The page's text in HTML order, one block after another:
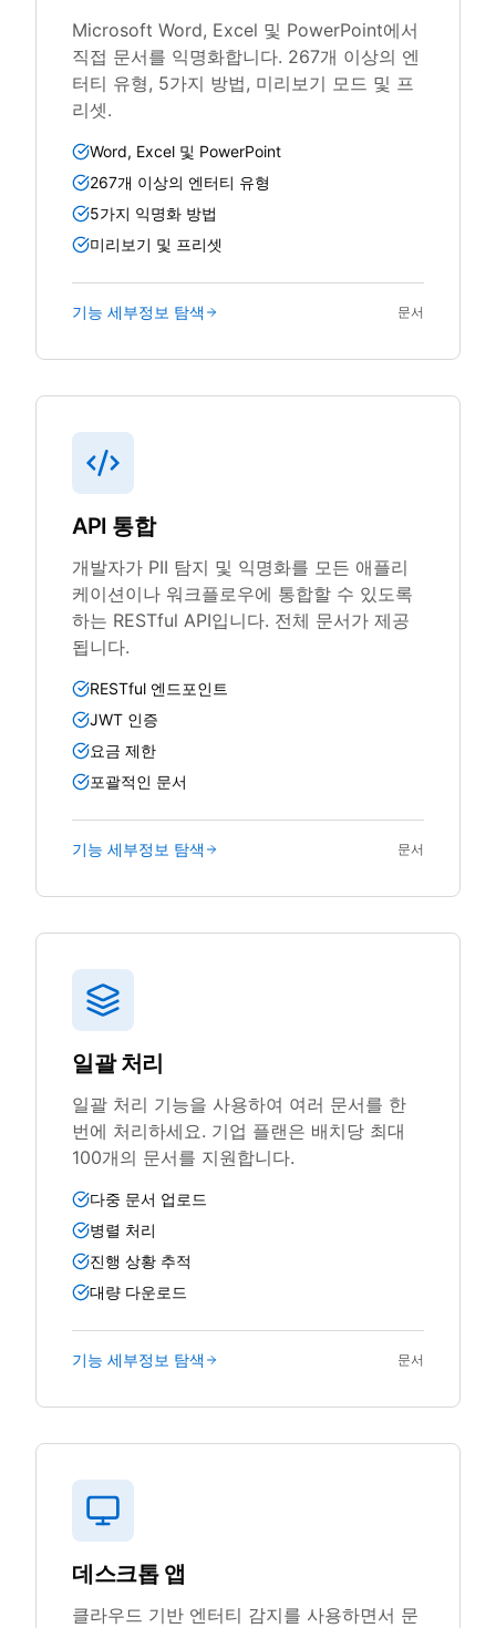
Microsoft Word, Excel 및 PowerPoint에서
직접 문서를 익명화합니다. 267개 이상의 엔
터티 유형, 5가지 방법, 미리보기 모드 및 프
리셋.
Word, Excel 및 PowerPoint
267개 이상의 엔터티 유형
5가지 익명화 방법
미리보기 및 프리셋
기능 세부정보 탐색 문서
API 통합
개발자가 PII 탐지 및 익명화를 모든 애플리
케이션이나 워크플로우에 통합할 수 있도록
하는 RESTful API입니다. 전체 문서가 제공
됩니다.
RESTful 엔드포인트
JWT 인증
요금 제한
포괄적인 문서
기능 세부정보 탐색 문서
일괄 처리
일괄 처리 기능을 사용하여 여러 문서를 한
번에 처리하세요. 기업 플랜은 배치당 최대
100개의 문서를 지원합니다.
다중 문서 업로드
병렬 처리
진행 상황 추적
대량 다운로드
기능 세부정보 탐색 문서
데스크톱 앱
클라우드 기반 엔터티 감지를 사용하면서 문